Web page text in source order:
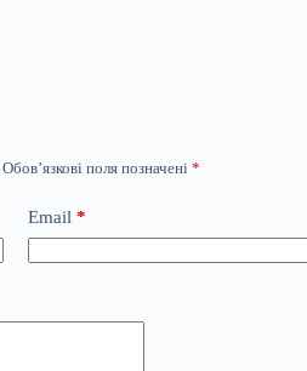
Обов’язкові поля позначені *
Email *